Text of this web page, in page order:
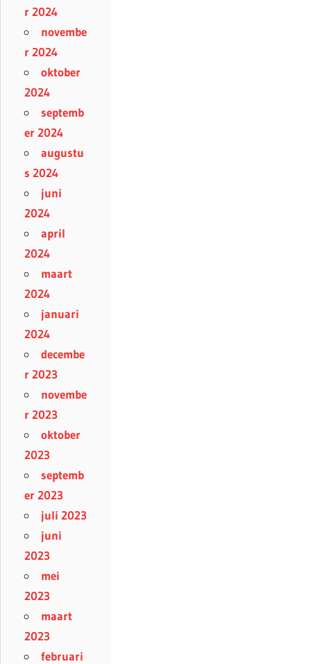
r 2024
novembe
r 2024
oktober
2024
septemb
er 2024
augustu
s 2024
juni
2024
april
2024
maart
2024
januari
2024
decembe
r 2023
novembe
r 2023
oktober
2023
septemb
er 2023
juli 2023
juni
2023
mei
2023
maart
2023
februari